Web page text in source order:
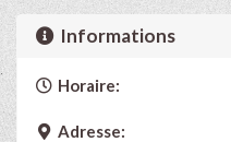
Informations
Horaire:
Adresse: